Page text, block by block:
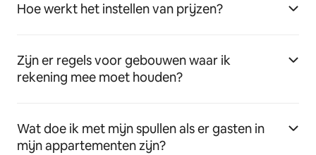
Hoe werkt het instellen van prijzen?
Zijn er regels voor gebouwen waar ik
rekening mee moet houden?
Wat doe ik met mijn spullen als er gasten in
mijn appartementen zijn?